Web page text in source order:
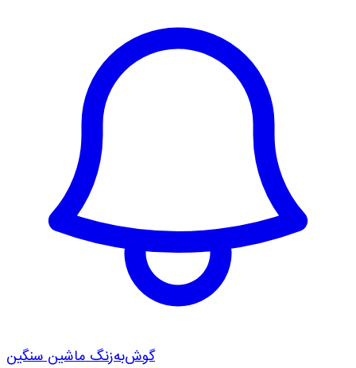
گوش‌به‌زنگ ماشین سنگین